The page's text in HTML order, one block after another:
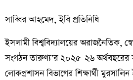
সাব্বির আহমেদ, ইবি প্রতিনিধি
ইসলামী বিশ্ববিদ্যালয়ের অরাজনৈতিক,
সংগঠন তারুণ্য’র ২০২৫-২৬ অর্থবছরের
লোকপ্রশাসন বিভাগের শিক্ষার্থী